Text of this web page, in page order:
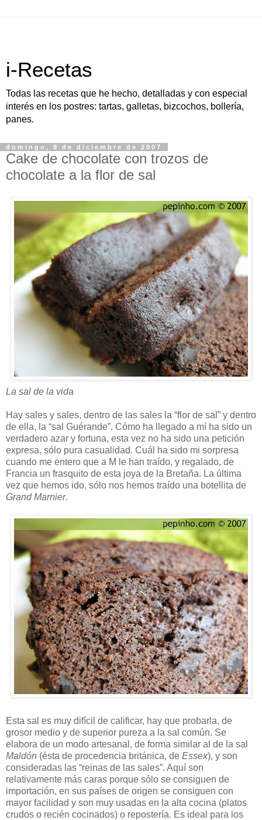
i-Recetas
Todas las recetas que he hecho, detalladas y con especial
interés en los postres: tartas, galletas, bizcochos, bollería,
panes.
domingo, 9 de diciembre de 2007
Cake de chocolate con trozos de
chocolate a la flor de sal
La sal de la vida
Hay sales y sales, dentro de las sales la “flor de sal” y dentro
de ella, la “sal Guérande”. Cómo ha llegado a mí ha sido un
verdadero azar y fortuna, esta vez no ha sido una petición
expresa, sólo pura casualidad. Cuál ha sido mi sorpresa
cuando me entero que a M le han traído, y regalado, de
Francia un frasquito de esta joya de la Bretaña. La última
vez que hemos ido, sólo nos hemos traído una botellita de
Grand Marnier.
Esta sal es muy difícil de calificar, hay que probarla, de
grosor medio y de superior pureza a la sal común. Se
elabora de un modo artesanal, de forma similar al de la sal
Maldón (ésta de procedencia británica, de Essex), y son
consideradas las “reinas de las sales”. Aquí son
relativamente más caras porque sólo se consiguen de
importación, en sus países de origen se consiguen con
mayor facilidad y son muy usadas en la alta cocina (platos
crudos o recién cocinados) o repostería. Es ideal para los